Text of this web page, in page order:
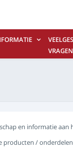
en informatie
producten /